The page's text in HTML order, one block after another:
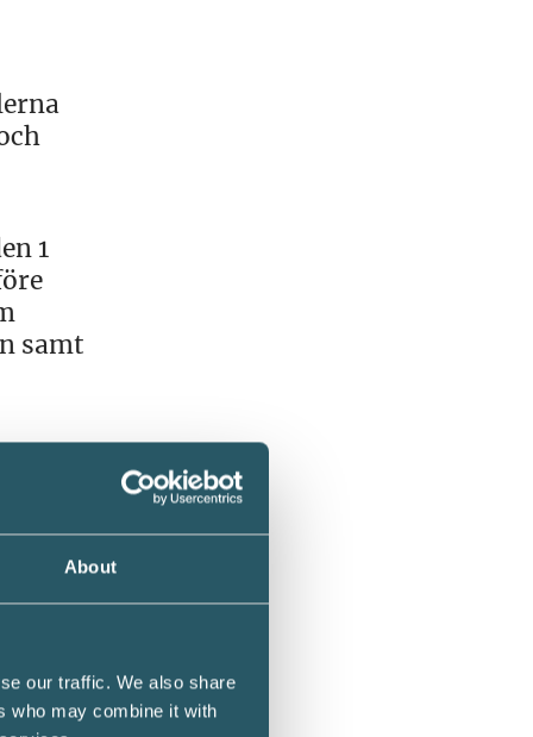
About
our traffic. We also share
who may combine it with
1
samt